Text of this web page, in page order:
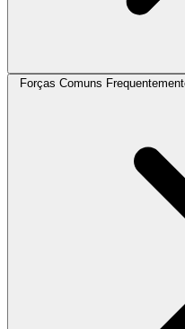
Forças Comuns